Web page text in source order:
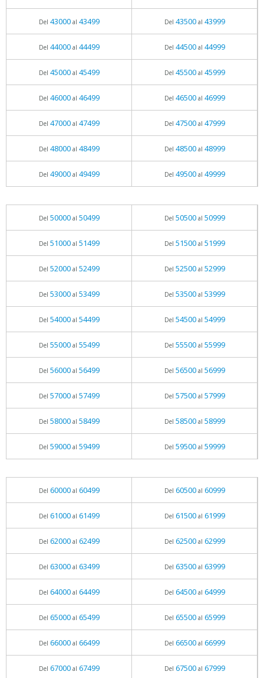
Del 43000al 43499 Del 43500al 43999
Del 44000al 44499 Del 44500al 44999
Del 45000al 45499 Del 45500al 45999
Del 46000al 46499 Del 46500al 46999
Del 47000al 47499 Del 47500al 47999
Del 48000al 48499 Del 48500al 48999
Del 49000al 49499 Del 49500al 49999
Del 50000al 50499 Del 50500al 50999
Del 51000al 51499 Del 51500al 51999
Del 52000al 52499 Del 52500al 52999
Del 53000al 53499 Del 53500al 53999
Del 54000al 54499 Del 54500al 54999
Del 55000al 55499 Del 55500al 55999
Del 56000al 56499 Del 56500al 56999
Del 57000al 57499 Del 57500al 57999
Del 58000al 58499 Del 58500al 58999
Del 59000al 59499 Del 59500al 59999
Del 60000al 60499 Del 60500al 60999
Del 61000al 61499 Del 61500al 61999
Del 62000al 62499 Del 62500al 62999
Del 63000al 63499 Del 63500al 63999
Del 64000al 64499 Del 64500al 64999
Del 65000al 65499 Del 65500al 65999
Del 66000al 66499 Del 66500al 66999
Del 67000al 67499 Del 67500al 67999